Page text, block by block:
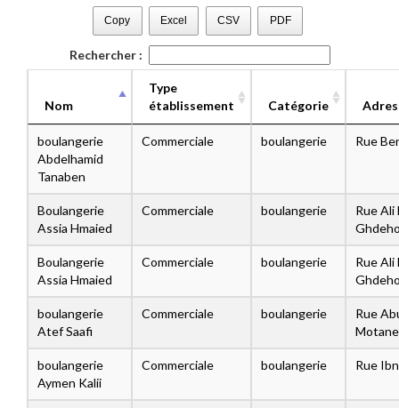
Copy Excel CSV PDF
Rechercher :
Nom
Type
établissement
Catégorie
boulangerie
Abdelhamid
Tanaben
Commerciale boulangerie Rue
Boulangerie
Assia Hmaied
Commerciale boulangerie
Rue Ali
Boulangerie
Assia Hmaied
Commerciale boulangerie
Rue Ali
boulangerie
Atef Saafi
Commerciale boulangerie
Rue
boulangerie
Aymen Kalii
Commerciale boulangerie Rue